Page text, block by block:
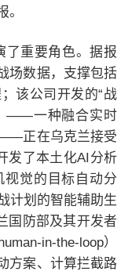
了重要角色。据报
场数据，支撑包括
该公司开发的“战
——一种融合实时
正在乌克兰接受
发了本土化AI分析
觉的目标自动分
计划的智能辅助生
国防部及其开发者
in-the-loop）
方案、计算拦截路